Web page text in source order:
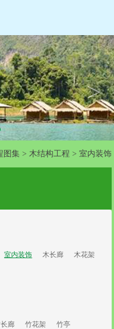
>
图集> 木结构工程 > 室内装饰
室内装饰 木长廊
木花架
廊 竹花架
竹亭